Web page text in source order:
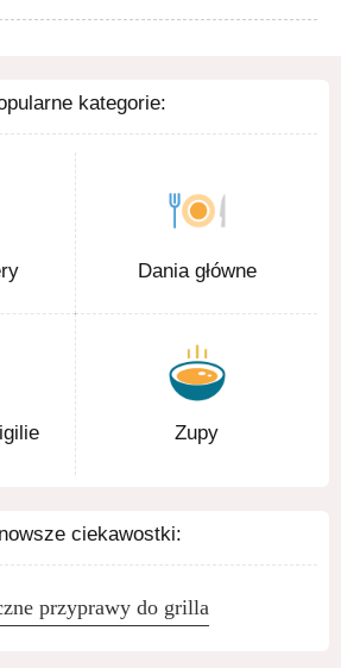
kategorie:
Dania główne
Zupy
ciekawostki:
przyprawy do grilla